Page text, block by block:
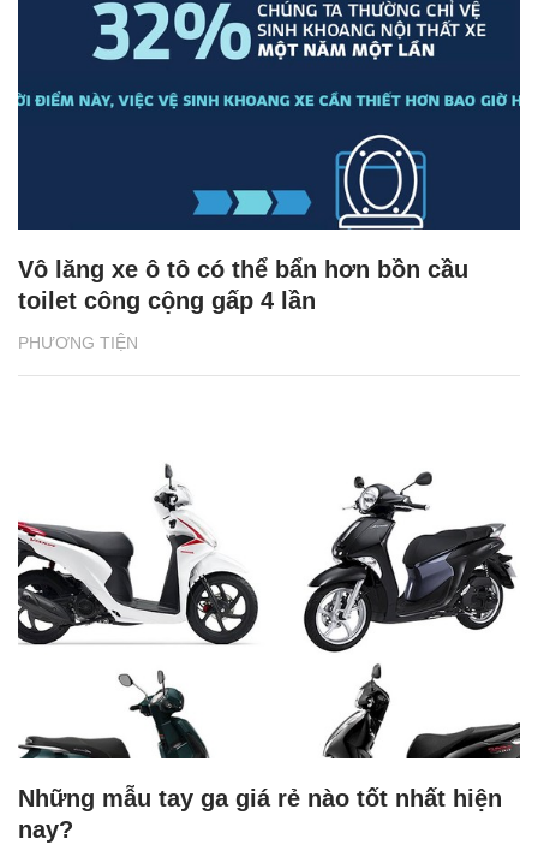
PHƯƠNG TIỆN
Vô lăng xe ô tô có thể bẩn hơn bồn cầu
toilet công cộng gấp 4 lần
Những mẫu tay ga giá rẻ nào tốt nhất hiện
nay?